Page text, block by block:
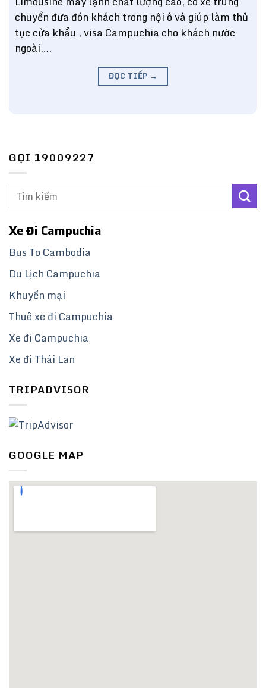
chuyển đưa đón khách trong nội ô và giúp làm thủ
tục cửa khẩu , visa Campuchia cho khách nước
ngoài….
ĐỌC TIẾP →
GỌI 19009227
Xe Đi Campuchia
Bus To Cambodia
Du Lịch Campuchia
Khuyến mại
Thuê xe đi Campuchia
Xe đi Campuchia
Xe đi Thái Lan
TRIPADVISOR
GOOGLE MAP